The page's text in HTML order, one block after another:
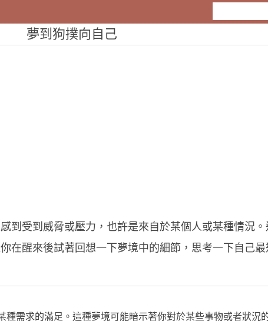
夢到狗撲向自己
到受到威脅或壓力，也許是來自於某個人或某種情況
在醒來後試著回想一下夢境中的細節，思考一下自己最
種需求的滿足。這種夢境可能暗示著你對於某些事物或者狀況